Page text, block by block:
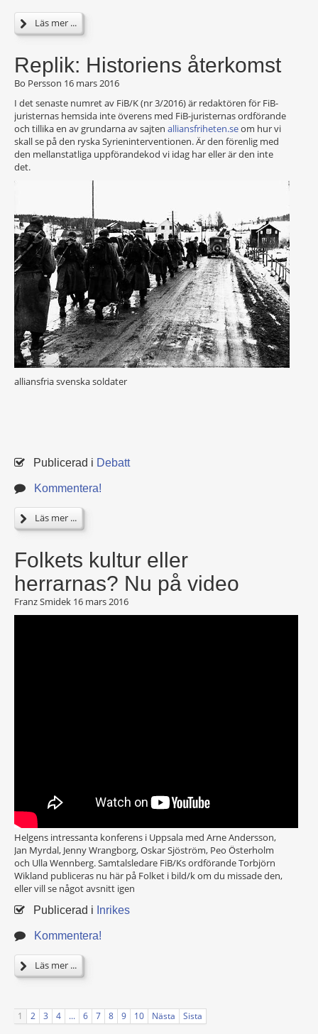
Läs mer ...
Replik: Historiens återkomst
Bo Persson 16 mars 2016
I det senaste numret av FiB/K (nr 3/2016) är redaktören för FiB-
juristernas hemsida inte överens med FiB-juristernas ordförande
och tillika en av grundarna av sajten alliansfriheten.seom hur vi
skall se på den ryska Syrieninterventionen. Är den förenlig med
den mellanstatliga uppförandekod vi idag har eller är den inte
det.
alliansfria svenska soldater
Publicerad i Debatt
Kommentera!
Läs mer ...
Folkets kultur eller
herrarnas? Nu på video
Franz Smidek 16 mars 2016
Helgens intressanta konferens i Uppsala med Arne Andersson,
Jan Myrdal, Jenny Wrangborg, Oskar Sjöström, Peo Österholm
och Ulla Wennberg. Samtalsledare FiB/Ks ordförande Torbjörn
Wikland publiceras nu här på Folket i bild/k om du missade den,
eller vill se något avsnitt igen
Publicerad i Inrikes
Kommentera!
Läs mer ...
1 2 3 4 ... 6 7 8 9 10 Nästa Sista